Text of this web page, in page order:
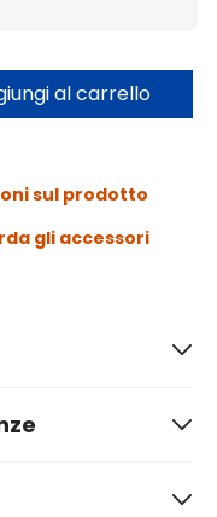
al carrello
sul prodotto
gli accessori